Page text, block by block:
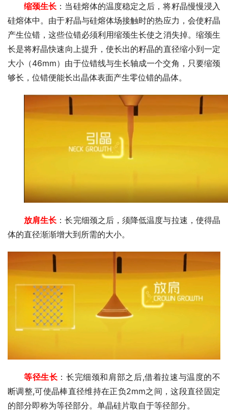
缩颈生长 ：当硅熔体的温度稳定之后，将籽晶慢慢浸入
硅熔体中。由于籽晶与硅熔体场接触时的热应力，会使籽晶
产生位错，这些位错必须利用缩颈生长使之消失掉。缩颈生
长是将籽晶快速向上提升，使长出的籽晶的直径缩小到一定
大小（46mm）由于位错线与生长轴成一个交角，只要缩颈
够长，位错便能长出晶体表面产生零位错的晶体。
放肩生长 ：长完细颈之后，须降低温度与拉速，使得晶
体的直径渐渐增大到所需的大小。
等径生长 ：长完细颈和肩部之后,借着拉速与温度的不
断调整,可使晶棒直径维持在正负2mm之间，这段直径固定
的部分即称为等径部分。单晶硅片取自于等径部分。